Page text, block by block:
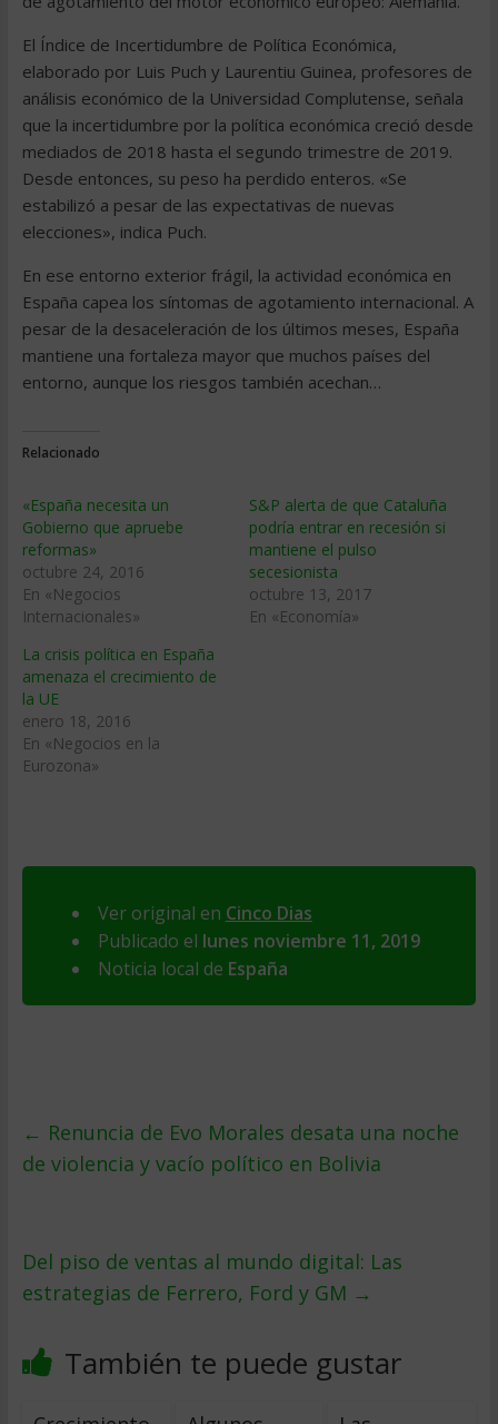
El Índice de Incertidumbre de Política Económica,
elaborado por Luis Puch y Laurentiu Guinea, profesores de
análisis económico de la Universidad Complutense, señala
que la incertidumbre por la política económica creció desde
mediados de 2018 hasta el segundo trimestre de 2019.
Desde entonces, su peso ha perdido enteros. «Se
estabilizó a pesar de las expectativas de nuevas
elecciones», indica Puch.
En ese entorno exterior frágil, la actividad económica en
España capea los síntomas de agotamiento internacional. A
pesar de la desaceleración de los últimos meses, España
mantiene una fortaleza mayor que muchos países del
entorno, aunque los riesgos también acechan…
Relacionado
«España necesita un
Gobierno que apruebe
reformas»
octubre 24, 2016
En «Negocios
Internacionales»
S&P alerta de que Cataluña
podría entrar en recesión si
mantiene el pulso
secesionista
octubre 13, 2017
En «Economía»
La crisis política en España
amenaza el crecimiento de
la UE
enero 18, 2016
En «Negocios en la
Eurozona»
Ver original en Cinco Dias
Publicado el lunes noviembre 11, 2019
Noticia local de España
← Renuncia de Evo Morales desata una noche
de violencia y vacío político en Bolivia
Del piso de ventas al mundo digital: Las
estrategias de Ferrero, Ford y GM →
También te puede gustar